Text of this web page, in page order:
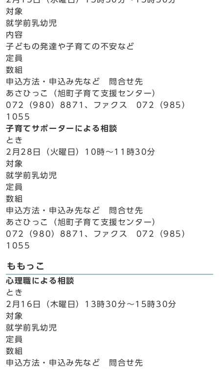
対象
就学前乳幼児
内容
子どもの発達や子育ての不安など
定員
数組
申込方法・申込み先など 問合せ先
あさひっこ（旭町子育て支援センター）
072（980）8871、ファクス 072（985）
1055
子育てサポーターによる相談
とき
2月28日（火曜日）10時～11時30分
対象
就学前乳幼児
定員
数組
申込方法・申込み先など 問合せ先
あさひっこ（旭町子育て支援センター）
072（980）8871、ファクス 072（985）
1055
ももっこ
心理職による相談
とき
2月16日（木曜日）13時30分～15時30分
対象
就学前乳幼児
定員
数組
申込方法・申込み先など 問合せ先